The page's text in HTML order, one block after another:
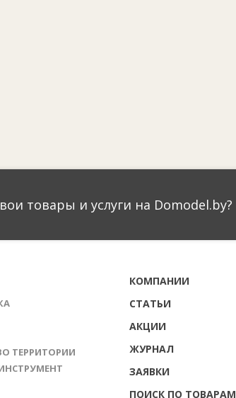
товары и услуги на Domodel.by?
ТЕРРИТОРИИ
КОМПАНИИ
СТАТЬИ
АКЦИИ
ЖУРНАЛ
ЗАЯВКИ
ПОИСК ПО ТОВАРАМ